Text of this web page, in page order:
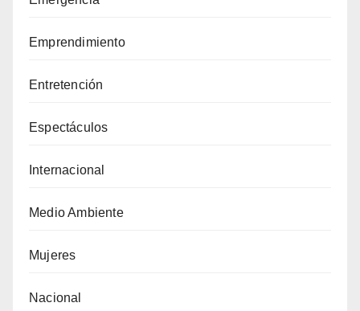
Emprendimiento
Entretención
Espectáculos
Internacional
Medio Ambiente
Mujeres
Nacional